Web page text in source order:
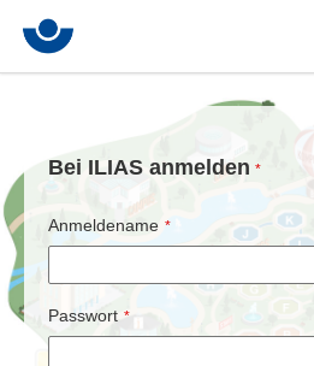
Bei ILIAS anmelden *
Anmeldename *
Passwort *